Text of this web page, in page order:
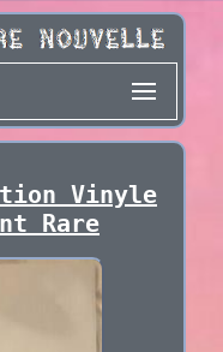
Vinyle
Rare